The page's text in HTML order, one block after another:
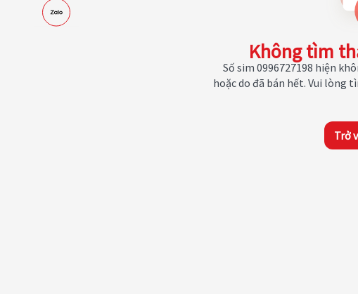
Không tìm
Số sim 0996727198 hiện
hoặc do đã bán hết. Vui lòng
Trở